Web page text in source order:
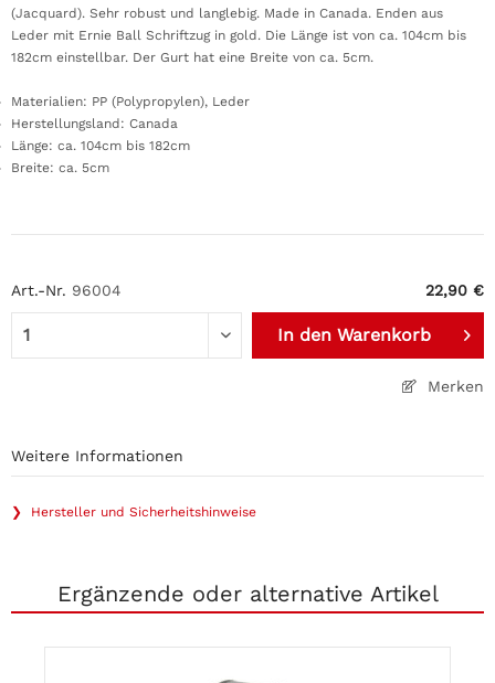
Art.-Nr. 96004 22,90 €
In den Warenkorb
Merken
(Jacquard). Sehr robust und langlebig. Made in Canada. Enden aus
Leder mit Ernie Ball Schriftzug in gold. Die Länge ist von ca. 104cm bis
182cm einstellbar. Der Gurt hat eine Breite von ca. 5cm.
Materialien: PP (Polypropylen), Leder
Herstellungsland: Canada
Länge: ca. 104cm bis 182cm
Breite: ca. 5cm
Weitere Informationen
❯ Hersteller und Sicherheitshinweise
Ergänzende oder alternative Artikel